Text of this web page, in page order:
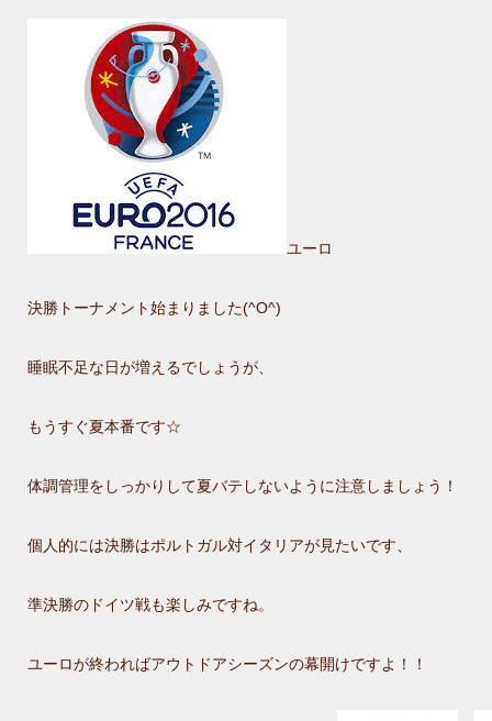
ユーロ
決勝トーナメント始まりました(^O^)
睡眠不足な日が増えるでしょうが、
もうすぐ夏本番です☆
体調管理をしっかりして夏バテしないように注意しましょう！
個人的には決勝はポルトガル対イタリアが見たいです、
準決勝のドイツ戦も楽しみですね。
ユーロが終わればアウトドアシーズンの幕開けですよ！！